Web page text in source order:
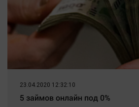
23.04.2020 12:32:10
5 займов онлайн под 0%